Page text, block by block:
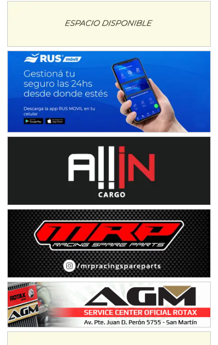
NORESTE SANTAFESINO - F6
Avellaneda (Santa Fe)
SUR SANTAFESINO - F4
José Samuel Sánchez (Tierra)
Rufino (Santa Fe)
Juan Navarro (Asfalto)
El Timbó (Tucumán)